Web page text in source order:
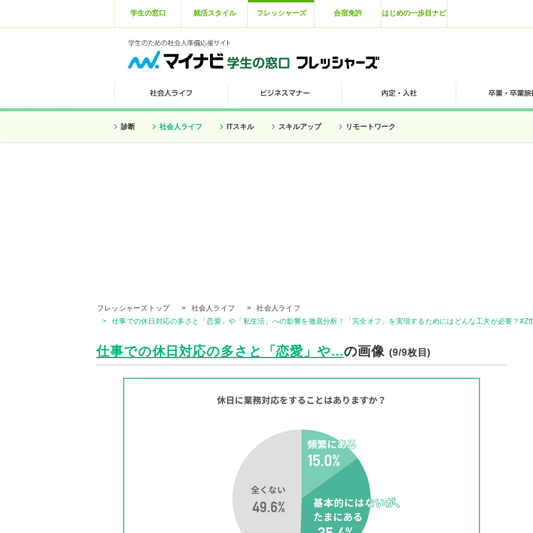
学生の窓口 就活スタイル フレッシャーズ 合宿免許 はじめの一歩目ナビ
診断 社会人ライフ ITスキル スキルアップ リモートワーク
フレッシャーズトップ > 社会人ライフ >
社会人ライフ
>
仕事での休日対応の多さと「恋愛」や「私生活」への影響を徹底分析！「完全オフ」を実現するためにはどんな工夫が必要？#Z
仕事での休日対応の多さと「恋愛」や...の画像(9/9枚目)